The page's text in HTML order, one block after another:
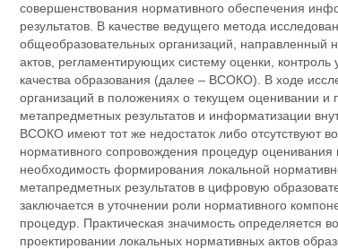
совершенствования нормативного обеспечения
результатов. В качестве ведущего метода
общеобразовательных организаций, направленный
актов, регламентирующих систему оценки,
качества образования (далее – ВСОКО). В ходе
организаций в положениях о текущем оценивании и
метапредметных результатов и информатизации
ВСОКО имеют тот же недостаток либо отсутствуют
нормативного сопровождения процедур
необходимость формирования локальной
метапредметных результатов в цифровую
заключается в уточнении роли нормативного
процедур. Практическая значимость определяется
проектировании локальных нормативных актов